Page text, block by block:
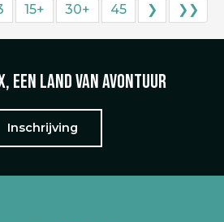
15+ 30+ 45 ❯ ❯❯
een land van avontuur
Inschrijving